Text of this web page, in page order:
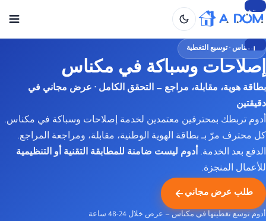
تخطي
المحتوى
انتقل
إلى
المحتوى
مكناس · توسيع التغطية
إصلاحات وسباكة في مكناس
بطاقة هوية، مقابلة، مراجع — التحقق الكامل · عرض مجاني في
دقيقتين
أدوم تربطك بمحترفين معتمدين لخدمة إصلاحات وسباكة في مكناس.
كل محترف مرّ بـ بطاقة الهوية الوطنية، مقابلة، ومراجعة المراجع.
الدفع بعد الخدمة. أدوم ليست ضامنة للمطابقة التقنية أو التنظيمية
للأعمال المنجزة.
طلب عرض مجاني
أدوم توسع تغطيتها في مكناس — عرض خلال 24-48 ساعة